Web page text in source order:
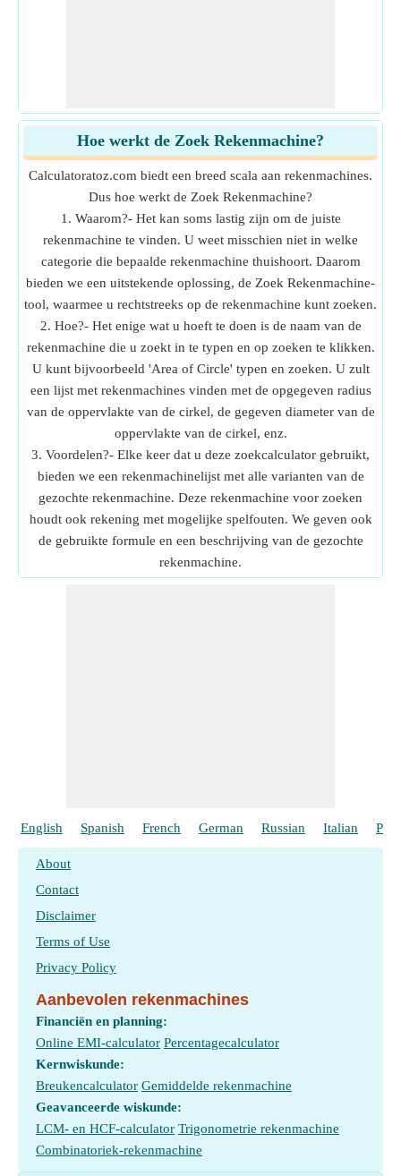
Hoe werkt de Zoek Rekenmachine?
Calculatoratoz.com biedt een breed scala aan rekenmachines.
Dus hoe werkt de Zoek Rekenmachine?
1. Waarom?- Het kan soms lastig zijn om de juiste
rekenmachine te vinden. U weet misschien niet in welke
categorie die bepaalde rekenmachine thuishoort. Daarom
bieden we een uitstekende oplossing, de Zoek Rekenmachine-
tool, waarmee u rechtstreeks op de rekenmachine kunt zoeken.
2. Hoe?- Het enige wat u hoeft te doen is de naam van de
rekenmachine die u zoekt in te typen en op zoeken te klikken.
U kunt bijvoorbeeld 'Area of Circle' typen en zoeken. U zult
een lijst met rekenmachines vinden met de opgegeven radius
van de oppervlakte van de cirkel, de gegeven diameter van de
oppervlakte van de cirkel, enz.
3. Voordelen?- Elke keer dat u deze zoekcalculator gebruikt,
bieden we een rekenmachinelijst met alle varianten van de
gezochte rekenmachine. Deze rekenmachine voor zoeken
houdt ook rekening met mogelijke spelfouten. We geven ook
de gebruikte formule en een beschrijving van de gezochte
rekenmachine.
English Spanish French German Russian Italian
About
Contact
Disclaimer
Terms of Use
Privacy Policy
Aanbevolen rekenmachines
Financiën en planning:
Online EMI-calculator Percentagecalculator
Kernwiskunde:
Breukencalculator Gemiddelde rekenmachine
Geavanceerde wiskunde:
LCM- en HCF-calculator Trigonometrie rekenmachine
Combinatoriek-rekenmachine